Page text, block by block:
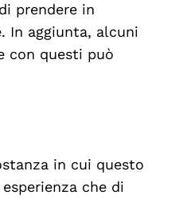
prendere in
In aggiunta, alcuni
con questi può
in cui questo
che di